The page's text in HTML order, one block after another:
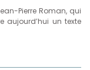
Pierre Roman, qui
aujourd’hui un texte